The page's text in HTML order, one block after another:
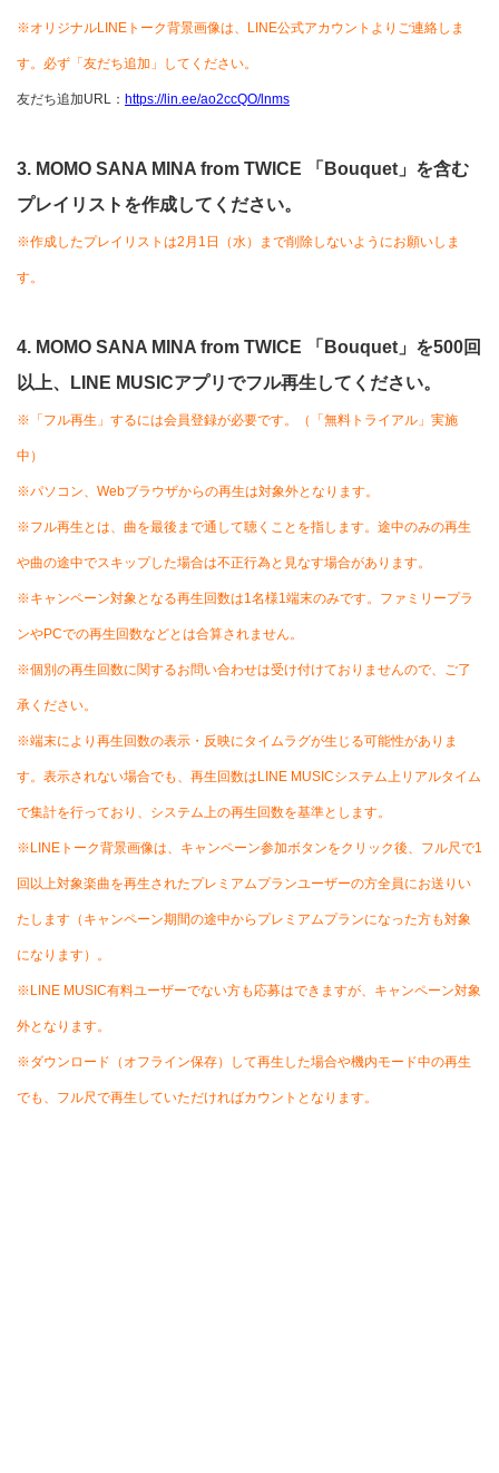
※オリジナルLINEトーク背景画像は、LINE公式アカウントよりご連絡しま
す。必ず「友だち追加」してください。
友だち追加URL： https://lin.ee/ao2ccQO/lnms
3. MOMO SANA MINA from TWICE 「 Bouquet 」 を含む
プレイリストを作成してください。
※作成したプレイリストは2月1日（水）まで削除しないようにお願いしま
す。
4. MOMO SANA MINA from TWICE 「 Bouquet 」 を500回
以上、 LINE MUSICアプリでフル再生してください。
※「フル再生」するには会員登録が必要です。（「無料トライアル」実施
中）
※パソコン、Webブラウザからの再生は対象外となります。
※フル再生とは、曲を最後まで通して聴くことを指します。途中のみの再生
や曲の途中でスキップした場合は不正行為と見なす場合があります。
※キャンペーン対象となる再生回数は1名様1端末のみです。ファミリープラ
ンやPCでの再生回数などとは合算されません。
※個別の再生回数に関するお問い合わせは受け付けておりませんので、ご了
承ください。
※端末により再生回数の表示・反映にタイムラグが生じる可能性がありま
す。表示されない場合でも、再生回数はLINE MUSICシステム上リアルタイム
で集計を行っており、システム上の再生回数を基準とします。
※LINEトーク背景画像は、キャンペーン参加ボタンをクリック後、フル尺で1
回以上対象楽曲を再生されたプレミアムプランユーザーの方全員にお送りい
たします（キャンペーン期間の途中からプレミアムプランになった方も対象
になります）。
※LINE MUSIC有料ユーザーでない方も応募はできますが、キャンペーン対象
外となります。
※ダウンロード（オフライン保存）して再生した場合や機内モード中の再生
でも、フル尺で再生していただければカウントとなります。